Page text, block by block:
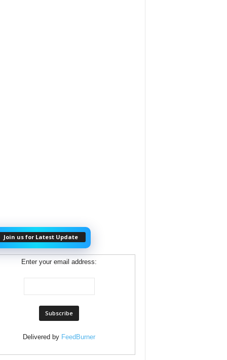
Join us for Latest Update
Enter your email address:
Delivered by FeedBurner